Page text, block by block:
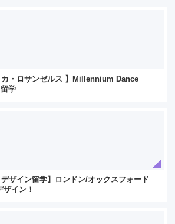
カ・ロサンゼルス 】Millennium Dance
学
デザイン留学】ロンドン/オックスフォード
イン！